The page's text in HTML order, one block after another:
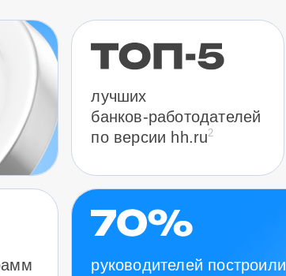
лучших
банков-работодателей
по версии hh.ru2
руководителей построили